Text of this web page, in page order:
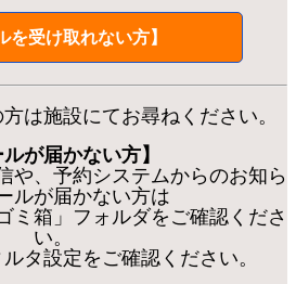
を受け取れない方】
は施設にてお尋ねください。
ルが届かない方】
や、予約システムからのお知ら
ルが届かない方は
ミ箱」フォルダをご確認くださ
い。
タ設定をご確認ください。